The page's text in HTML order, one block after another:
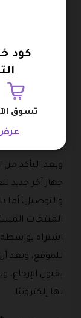
ومن أهم
جمهور
واستبدالها،
تاريخ
منتجات
العلبة الخاصة
وبعد التأكد من
جهاز آخر جديد
والتوصيل، أما
المنتجات
اشتراه
للموقع، وبعد
بقبول
بها إلكترونيًا.
كود
تسوق